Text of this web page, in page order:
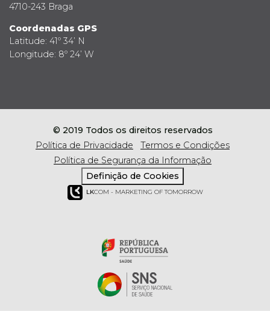
4710-243 Braga
Coordenadas GPS
Latitude: 41º 34’ N
Longitude: 8º 24’ W
© 2019 Todos os direitos reservados
Política de Privacidade
Termos e Condições
Política de Segurança da Informação
Definição de Cookies
LKCOM - MARKETING OF TOMORROW